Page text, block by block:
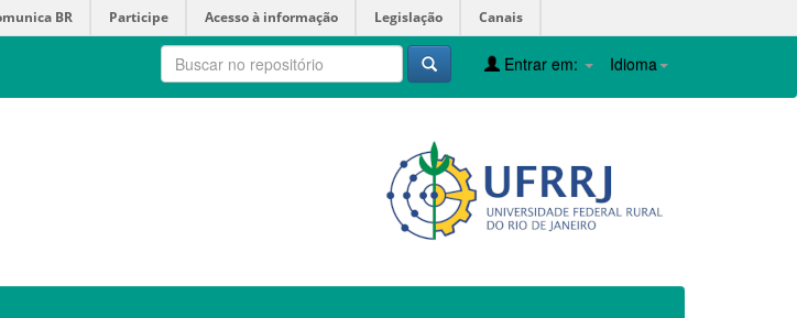
BR Participe Acesso à informação Legislação Canais
Idioma
Entrar em: